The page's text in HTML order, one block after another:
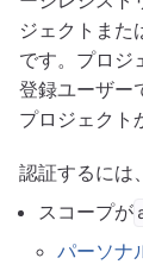
ジェクトまた
です。プロジ
登録ユーザー
プロジェクト
認証するには
スコープが
パーソナ